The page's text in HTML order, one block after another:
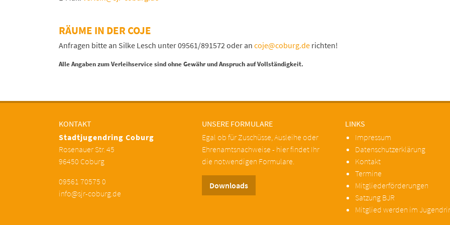
RÄUME IN DER COJE
Anfragen bitte an Silke Lesch unter 09561/891572 oder an coje@coburg.de richten!
Alle Angaben zum Verleihservice sind ohne Gewähr und Anspruch auf Vollständigkeit.
KONTAKT
Stadtjugendring Coburg
Rosenauer Str. 45
96450 Coburg
09561 70575 0
info@sjr-coburg.de
UNSERE FORMULARE
Egal ob für Zuschüsse, Ausleihe oder
Ehrenamtsnachweise - hier findet Ihr
die notwendigen Formulare.
Downloads
LINKS
Impressum
Datenschutzerklärung
Kontakt
Termine
Mitgliederförderungen
Satzung BJR
Mitglied werden im